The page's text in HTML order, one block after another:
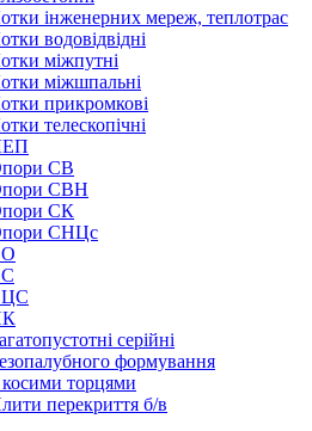
інженерних мереж, теплотрас
водовідвідні
міжпутні
міжшпальні
прикромкові
телескопічні
СВ
СВН
СК
СНЦс
серійні
формування
торцями
перекриття б/в